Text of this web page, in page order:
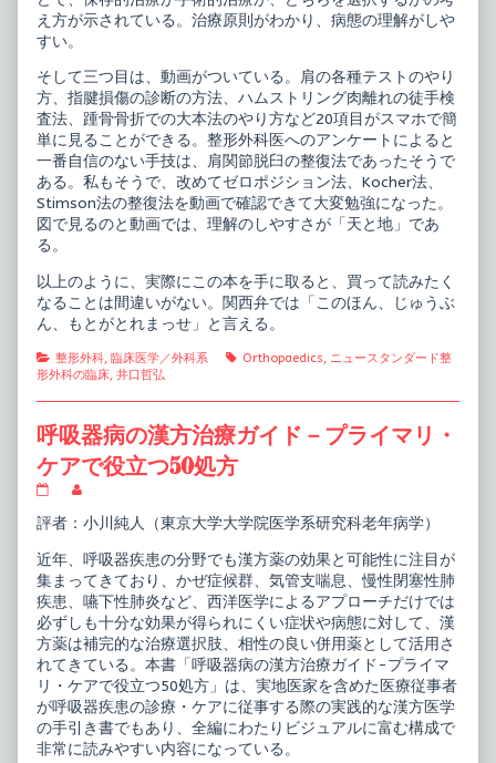
え方が示されている。治療原則がわかり、病態の理解がしや
すい。
そして三つ目は、動画がついている。肩の各種テストのやり
方、指腱損傷の診断の方法、ハムストリング肉離れの徒手検
査法、踵骨骨折での大本法のやり方など20項目がスマホで簡
単に見ることができる。整形外科医へのアンケートによると
一番自信のない手技は、肩関節脱臼の整復法であったそうで
ある。私もそうで、改めてゼロポジション法、Kocher法、
Stimson法の整復法を動画で確認できて大変勉強になった。
図で見るのと動画では、理解のしやすさが「天と地」であ
る。
以上のように、実際にこの本を手に取ると、買って読みたく
なることは間違いがない。関西弁では「このほん、じゅうぶ
ん、もとがとれまっせ」と言える。
Categories
整形外科, 臨床医学／外科系 Tags
Orthopaedics, ニュースタンダード整
形外科の臨床, 井口哲弘
呼吸器病の漢方治療ガイド－プライマリ・
ケアで役立つ50処方
器
の
漢
方
治
療
ガ
イ
ド
－
プ
ラ
イ
マ
posts
the
author
of
呼
吸
器
病
の
漢
方
治
療
ガ
評者：小川純人（東京大学大学院医学系研究科老年病学）
近年、呼吸器疾患の分野でも漢方薬の効果と可能性に注目が
集まってきており、かぜ症候群、気管支喘息、慢性閉塞性肺
疾患、嚥下性肺炎など、西洋医学によるアプローチだけでは
必ずしも十分な効果が得られにくい症状や病態に対して、漢
方薬は補完的な治療選択肢、相性の良い併用薬として活用さ
れてきている。本書「呼吸器病の漢方治療ガイド-プライマ
リ・ケアで役立つ50処方」は、実地医家を含めた医療従事者
が呼吸器疾患の診療・ケアに従事する際の実践的な漢方医学
の手引き書でもあり、全編にわたりビジュアルに富む構成で
非常に読みやすい内容になっている。